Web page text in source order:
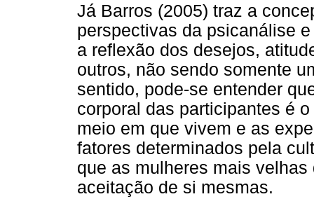
Já Barros (2005) traz a
perspectivas da psicanálise
a reflexão dos desejos,
outros, não sendo somente
sentido, pode-se entender
corporal das participantes é
meio em que vivem e as
fatores determinados pela
que as mulheres mais
aceitação de si mesmas.